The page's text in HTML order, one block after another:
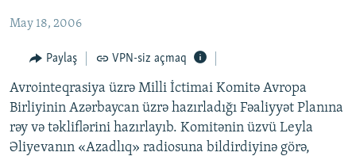
FƏRQƏ BAX
QANUNI DOĞRU
ARAŞDIRMA
MULTIMEDIA
VIDEO
RADIO ARXIV
May 18, 2006
Paylaş VPN-siz açmaq
Avrointeqrasiya üzrə Milli İctimai Komitə Avropa
Birliyinin Azərbaycan üzrə hazırladığı Fəaliyyət Planına
rəy və təkliflərini hazırlayıb. Komitənin üzvü Leyla
Əliyevanın «Azadlıq» radiosuna bildirdiyinə görə,